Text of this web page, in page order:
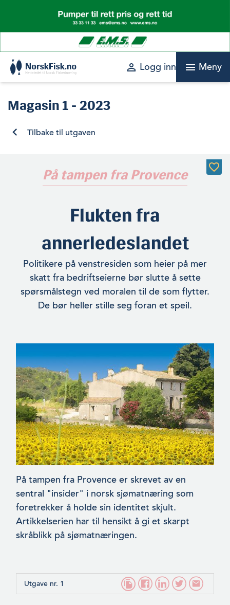
content
perm_identity Logg inn menu Meny
Magasin 1 - 2023
Tilbake til utgaven
På tampen fra Provence
Flukten fra
annerledeslandet
Politikere på venstresiden som heier på mer
skatt fra bedriftseierne bør slutte å sette
spørsmålstegn ved moralen til de som flytter.
De bør heller stille seg foran et speil.
På tampen fra Provence er skrevet av en
sentral "insider" i norsk sjømatnæring som
foretrekker å holde sin identitet skjult.
Artikkelserien har til hensikt å gi et skarpt
skråblikk på sjømatnæringen.
Utgave nr. 1